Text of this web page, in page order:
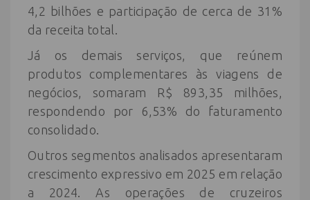
4,2 bilhões e participação de cerca de 31%
da receita total.
Já os demais serviços, que reúnem
produtos complementares às viagens de
negócios, somaram R$ 893,35 milhões,
respondendo por 6,53% do faturamento
consolidado.
Outros segmentos analisados apresentaram
crescimento expressivo em 2025 em relação
a 2024. As operações de cruzeiros